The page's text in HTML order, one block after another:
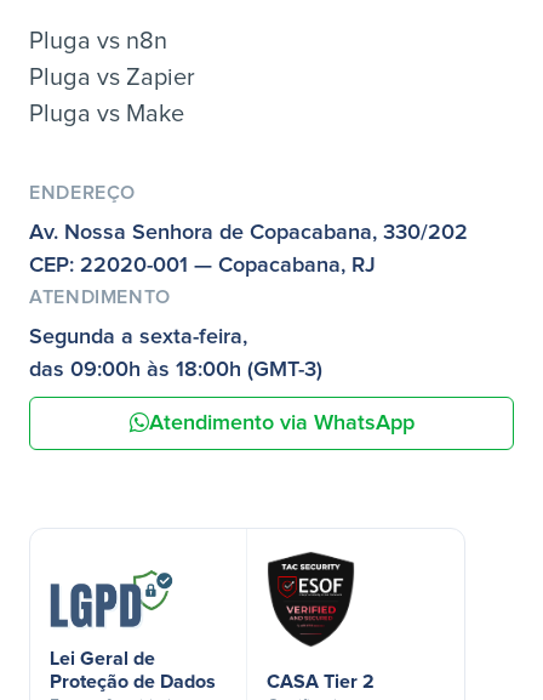
Pluga vs n8n
Pluga vs Zapier
Pluga vs Make
ENDEREÇO
Av. Nossa Senhora de Copacabana, 330/202
CEP: 22020-001 — Copacabana, RJ
ATENDIMENTO
Segunda a sexta-feira,
das 09:00h às 18:00h (GMT-3)
Atendimento via WhatsApp
Lei Geral de
Proteção de Dados
CASA Tier 2